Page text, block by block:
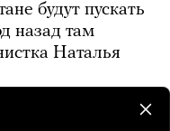
будут пускать
назад там
Наталья